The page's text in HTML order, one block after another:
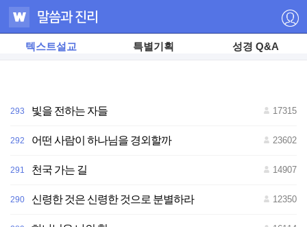
텍스트설교 특별기획 성경 Q&A
작
293 빛을 전하는 자들 17315
292 어떤 사람이 하나님을 경외할까 23602
291 천국 가는 길 14907
290 신령한 것은 신령한 것으로 분별하라 12350